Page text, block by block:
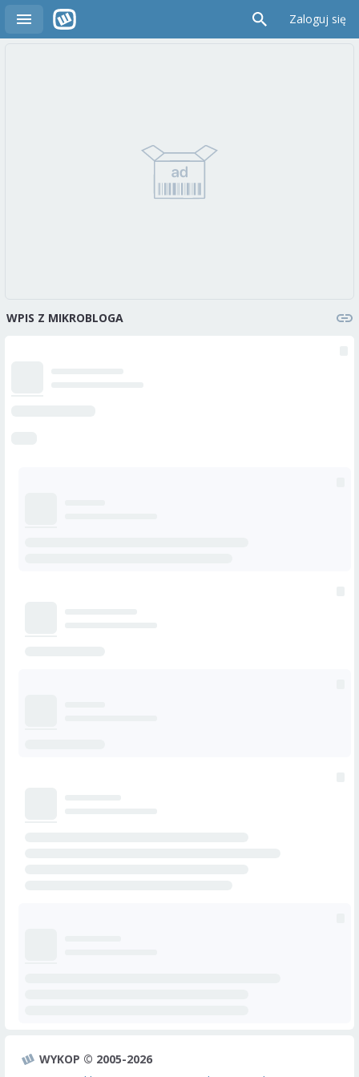
Zaloguj się
WPIS Z MIKROBLOGA
WYKOP © 2005-2026